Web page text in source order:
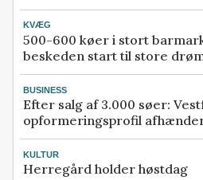
KVÆG
500-600 køer i stort
beskeden start til store
BUSINESS
Efter salg af 3.000 søer:
opformeringsprofil
KULTUR
Herregård holder høstdag